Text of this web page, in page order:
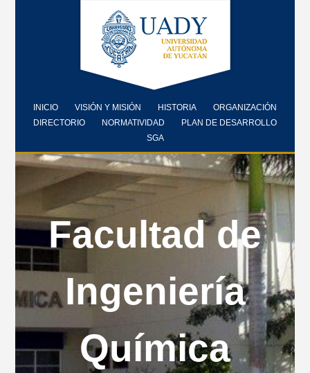
INICIO VISIÓN Y MISIÓN HISTORIA
ORGANIZACIÓN
DIRECTORIO
NORMATIVIDAD
PLAN DE DESARROLLO
SGA
Facultad de
Ingeniería
Química